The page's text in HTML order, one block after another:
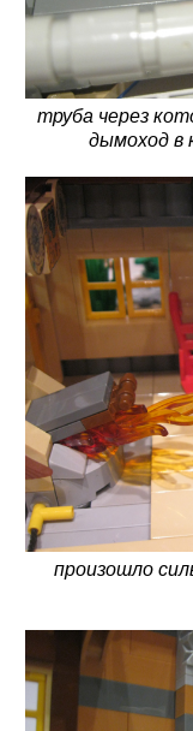
труба через
дымоход в
произошло